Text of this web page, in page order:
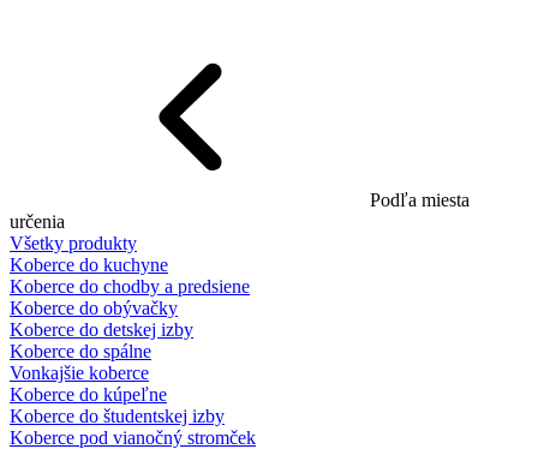
Podľa miesta
určenia
Všetky produkty
Koberce do kuchyne
Koberce do chodby a predsiene
Koberce do obývačky
Koberce do detskej izby
Koberce do spálne
Vonkajšie koberce
Koberce do kúpeľne
Koberce do študentskej izby
Koberce pod vianočný stromček